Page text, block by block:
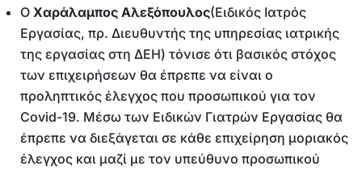
Ο Χαράλαμπος Αλεξόπουλος(Ειδικός Ιατρός
Εργασίας, πρ. Διευθυντής της υπηρεσίας ιατρικής
της εργασίας στη ΔΕΗ) τόνισε ότι βασικός στόχος
των επιχειρήσεων θα έπρεπε να είναι ο
προληπτικός έλεγχος που προσωπικού για τον
Covid-19. Μέσω των Ειδικών Γιατρών Εργασίας θα
έπρεπε να διεξάγεται σε κάθε επιχείρηση μοριακός
έλεγχος και μαζί με τον υπεύθυνο προσωπικού